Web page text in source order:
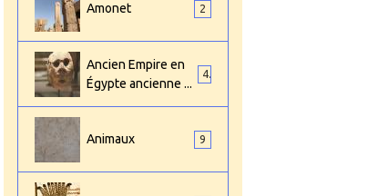
Amonet 2
Ancien Empire en
Égypte ancienne ...
4
Animaux 9